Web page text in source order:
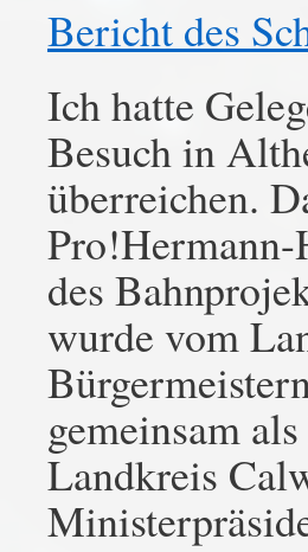
Bericht des
Ich hatte
Besuch in
überreichen.
Pro!Hermann-
des
wurde vom
gemeinsam
Landkreis